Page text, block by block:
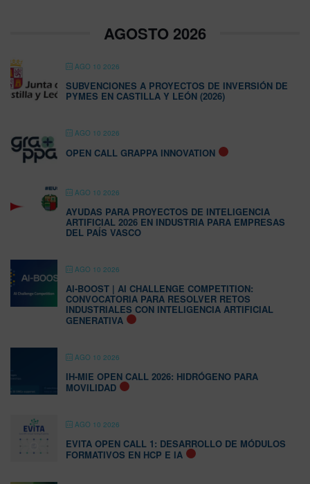
AGOSTO 2026
AGO 10 2026
SUBVENCIONES A PROYECTOS DE INVERSIÓN DE
PYMES EN CASTILLA Y LEÓN (2026)
AGO 10 2026
OPEN CALL GRAPPA INNOVATION
AGO 10 2026
AYUDAS PARA PROYECTOS DE INTELIGENCIA
ARTIFICIAL 2026 EN INDUSTRIA PARA EMPRESAS
DEL PAÍS VASCO
AGO 10 2026
AI-BOOST | AI CHALLENGE COMPETITION:
CONVOCATORIA PARA RESOLVER RETOS
INDUSTRIALES CON INTELIGENCIA ARTIFICIAL
GENERATIVA
AGO 10 2026
IH-MIE OPEN CALL 2026: HIDRÓGENO PARA
MOVILIDAD
AGO 10 2026
EVITA OPEN CALL 1: DESARROLLO DE MÓDULOS
FORMATIVOS EN HCP E IA